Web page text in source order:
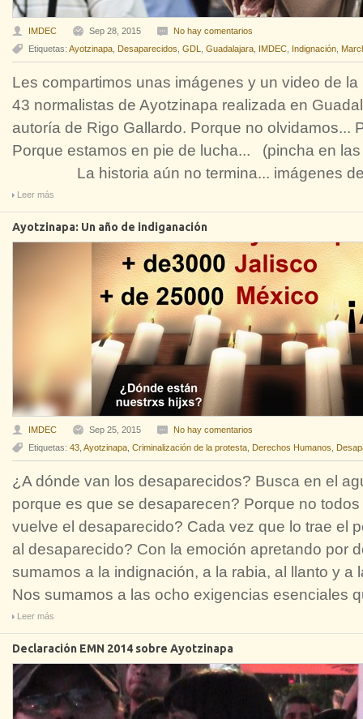
IMDEC Sep 28, 2015
No hay comentarios
Etiquetas: Ayotzinapa Desaparecidos GDL Guadalajara IMDEC Indignación
Les compartimos unas imágenes y un video de
43 normalistas de Ayotzinapa realizada en
autoría de Rigo Gallardo. Porque no olvidamos...
Porque estamos en pie de lucha... (pincha en
La historia aún no termina... imágenes de
Leer más
Ayotzinapa: Un año de indiganación
IMDEC Sep 25, 2015
No hay comentarios
Etiquetas: 43 Ayotzinapa Criminalización de la protesta Derechos Humanos
¿A dónde van los desaparecidos? Busca en el
porque es que se desaparecen? Porque no
vuelve el desaparecido? Cada vez que lo trae el
al desaparecido? Con la emoción apretando por
sumamos a la indignación, a la rabia, al llanto y a
Nos sumamos a las ocho exigencias esenciales
Leer más
Declaración EMN 2014 sobre Ayotzinapa